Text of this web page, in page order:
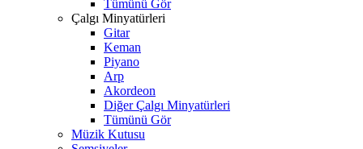
Tümünü Gör
Çalgı Minyatürleri
Gitar
Keman
Piyano
Arp
Akordeon
Diğer Çalgı Minyatürleri
Tümünü Gör
Müzik Kutusu